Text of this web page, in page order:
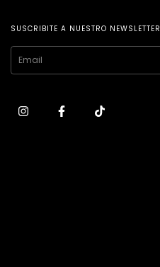
SUSCRIBITE A NUESTRO NEWSLETTER